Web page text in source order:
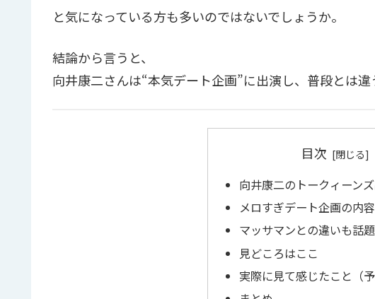
と気になっている方も多いのではないでしょうか。
結論から言うと、
向井康二さんは“本気デート企画”に出演し、普段とは違
目次
向井康二のトークィーン
メロすぎデート企画の内
マッサマンとの違いも話題
見どころはここ
実際に見て感じたこと（予